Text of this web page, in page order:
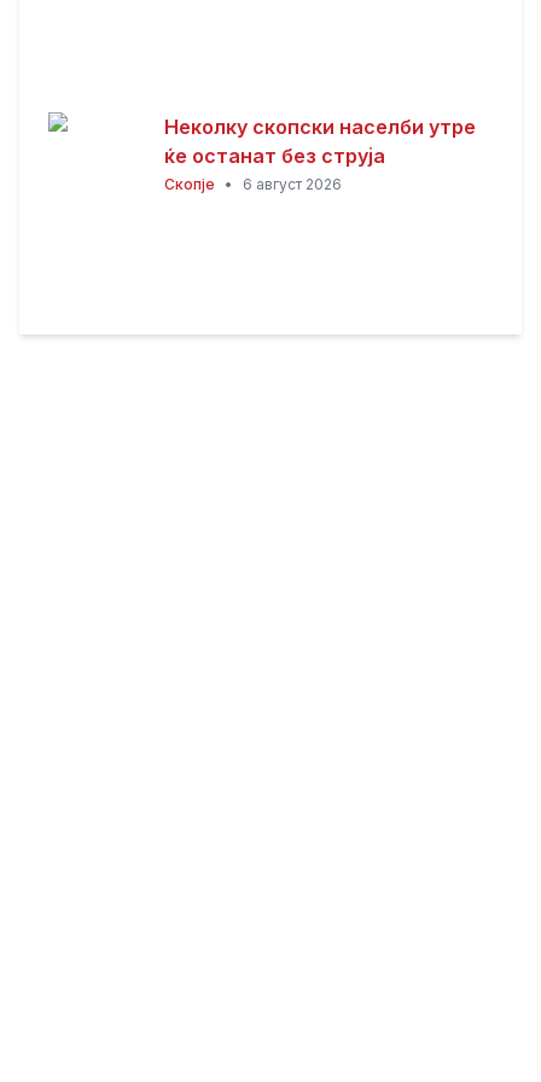
Неколку скопски населби утре
ќе останат без струја
Скопје • 6 август 2026